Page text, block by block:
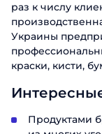
раз к числу
Украины
краски, кисти,
Продуктами